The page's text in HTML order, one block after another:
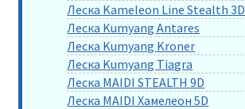
Леска Kameleon Line Stealth 3D
Леска Kumyang Antares
Леска Kumyang Kroner
Леска Kumyang Tiagra
Леска MAIDI STEALTH 9D
Леска MAIDI Хамелеон 5D